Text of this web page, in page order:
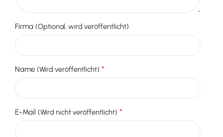
Firma (Optional, wird veröffentlicht)
Name (Wird veröffentlicht) *
E-Mail (Wird nicht veröffentlicht) *